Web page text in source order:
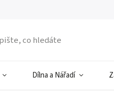
Dílna a Nářadí